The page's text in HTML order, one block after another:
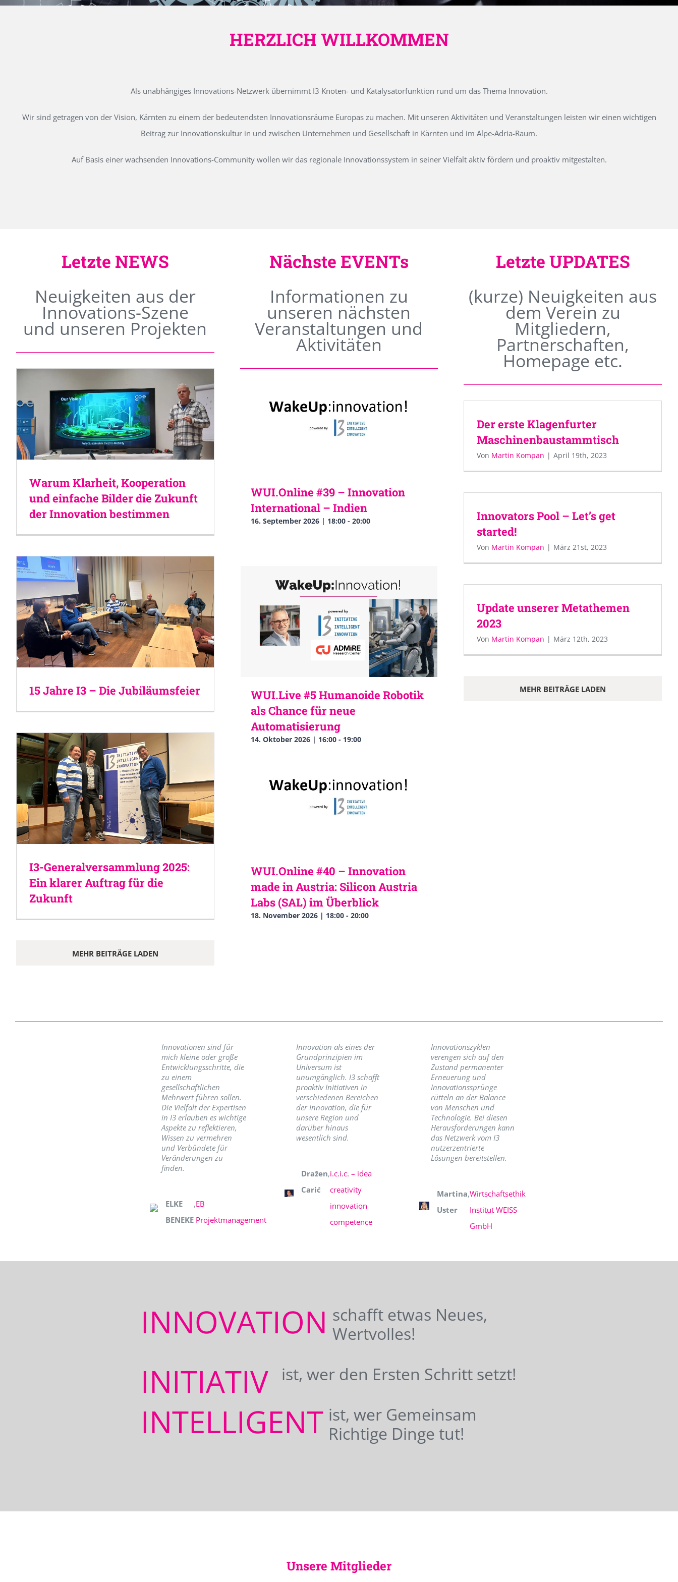
HERZLICH WILLKOMMEN
Als unabhängiges Innovations-Netzwerk übernimmt I3 Knoten- und Katalysatorfunktion rund um das Thema Innovation.
Wir sind getragen von der Vision, Kärnten zu einem der bedeutendsten Innovationsräume Europas zu machen. Mit unseren Aktivitäten und Veranstaltungen leisten wir einen wichtigen
Beitrag zur Innovationskultur in und zwischen Unternehmen und Gesellschaft in Kärnten und im Alpe-Adria-Raum.
Auf Basis einer wachsenden Innovations-Community wollen wir das regionale Innovationssystem in seiner Vielfalt aktiv fördern und proaktiv mitgestalten.
Letzte NEWS
Neuigkeiten aus der
Innovations-Szene
und unseren Projekten
Warum Klarheit, Kooperation
und einfache Bilder die Zukunft
der Innovation bestimmen
15 Jahre I3 – Die Jubiläumsfeier
I3-Generalversammlung 2025:
Ein klarer Auftrag für die
Zukunft
MEHR BEITRÄGE LADEN
Nächste EVENTs
Informationen zu
unseren nächsten
Veranstaltungen und
Aktivitäten
WUI.Online #39 – Innovation
International – Indien
16. September 2026 | 18:00- 20:00
WUI.Live #5 Humanoide Robotik
als Chance für neue
Automatisierung
14. Oktober 2026 | 16:00- 19:00
WUI.Online #40 – Innovation
made in Austria: Silicon Austria
Labs (SAL) im Überblick
18. November 2026 | 18:00- 20:00
Letzte UPDATES
(kurze) Neuigkeiten aus
dem Verein zu
Mitgliedern,
Partnerschaften,
Homepage etc.
Der erste Klagenfurter
Maschinenbaustammtisch
Von Martin Kompan | April 19th, 2023
Innovators Pool – Let’s get
started!
Von Martin Kompan | März 21st, 2023
Update unserer Metathemen
2023
Von Martin Kompan | März 12th, 2023
MEHR BEITRÄGE LADEN
Innovationen sind für
mich kleine oder große
Entwicklungsschritte, die
zu einem
gesellschaftlichen
Mehrwert führen sollen.
Die Vielfalt der Expertisen
in I3 erlauben es wichtige
Aspekte zu reflektieren,
Wissen zu vermehren
und Verbündete für
Veränderungen zu
finden.
ELKE
BENEKE
,EB
Projektmanagement
Innovation als eines der
Grundprinzipien im
Universum ist
unumgänglich. I3 schafft
proaktiv Initiativen in
verschiedenen Bereichen
der Innovation, die für
unsere Region und
darüber hinaus
wesentlich sind.
Dražen
Carić
,i.c.i.c. – idea
creativity
innovation
competence
Innovationszyklen
verengen sich auf den
Zustand permanenter
Erneuerung und
Innovationssprünge
rütteln an der Balance
von Menschen und
Technologie. Bei diesen
Herausforderungen kann
das Netzwerk vom I3
nutzerzentrierte
Lösungen bereitstellen.
Martina
Uster
,Wirtschaftsethik
Institut WEISS
GmbH
INNOVATION schafft etwas Neues,
Wertvolles!
INITIATIV ist, wer den Ersten Schritt setzt!
INTELLIGENT ist, wer Gemeinsam
Richtige Dinge tut!
Unsere Mitglieder